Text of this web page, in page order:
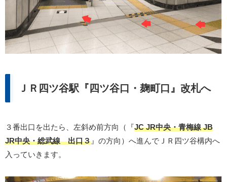
ＪＲ四ツ谷駅『四ツ谷口・麹町口』改札へ
３番出口を出たら、左斜め前方向（『JC JR中央・青梅線 JB
JR中央・総武線 出口３ 』の方向）へ進んでＪＲ四ツ谷構内へ
入っていきます。